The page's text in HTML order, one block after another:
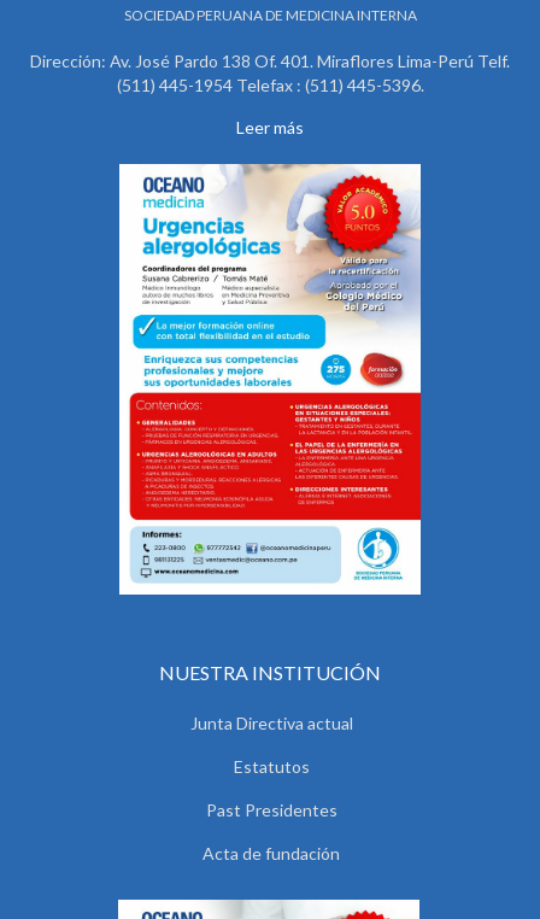
SOCIEDAD PERUANA DE MEDICINA INTERNA
Dirección: Av. José Pardo 138 Of. 401. Miraflores Lima-Perú Telf.
(511) 445-1954 Telefax : (511) 445-5396.
Leer más
NUESTRA INSTITUCIÓN
Junta Directiva actual
Estatutos
Past Presidentes
Acta de fundación